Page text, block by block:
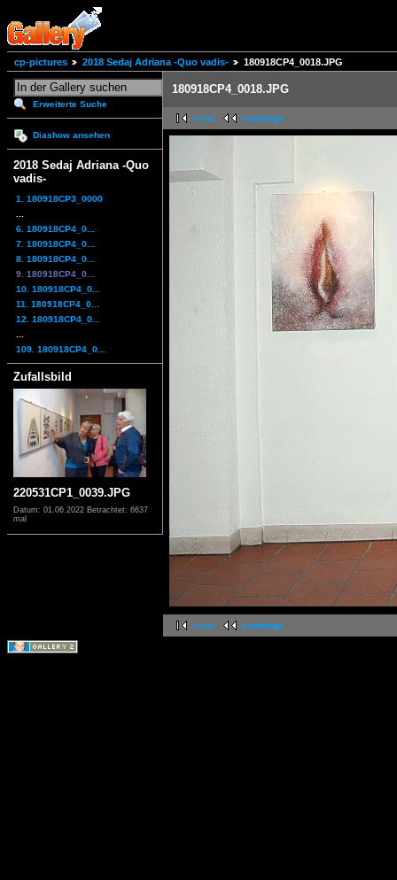
cp-pictures 2018 Sedaj Adriana -Quo vadis- 180918CP4_0018.JPG
Erweiterte Suche
Diashow ansehen
2018 Sedaj Adriana -Quo
vadis-
1. 180918CP3_0000
6. 180918CP4_0...
7. 180918CP4_0...
8. 180918CP4_0...
9. 180918CP4_0...
10. 180918CP4_0...
11. 180918CP4_0...
12. 180918CP4_0...
109. 180918CP4_0...
Zufallsbild
220531CP1_0039.JPG
Datum: 01.06.2022 Betrachtet: 6637
mal
180918CP4_0018.JPG
erste vorherige
erste vorherige